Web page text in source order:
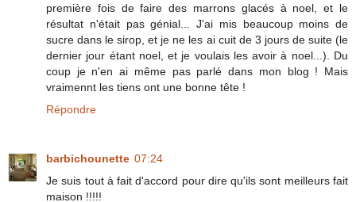
première fois de faire des marrons glacés à noel, et le
résultat n'était pas génial... J'ai mis beaucoup moins de
sucre dans le sirop, et je ne les ai cuit de 3 jours de suite (le
dernier jour étant noel, et je voulais les avoir à noel...). Du
coup je n'en ai même pas parlé dans mon blog ! Mais
vraimennt les tiens ont une bonne tête !
Répondre
barbichounette 07:24
Je suis tout à fait d'accord pour dire qu'ils sont meilleurs fait
maison !!!!!